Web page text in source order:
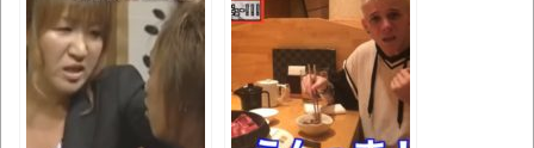
グラビアに挑戦
歴ログは10周年ですがnoteに引っ越します
進撃の巨人シーズン7 ファイナルシーズンの
話！